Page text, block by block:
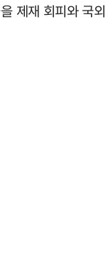
제재 회피와 국